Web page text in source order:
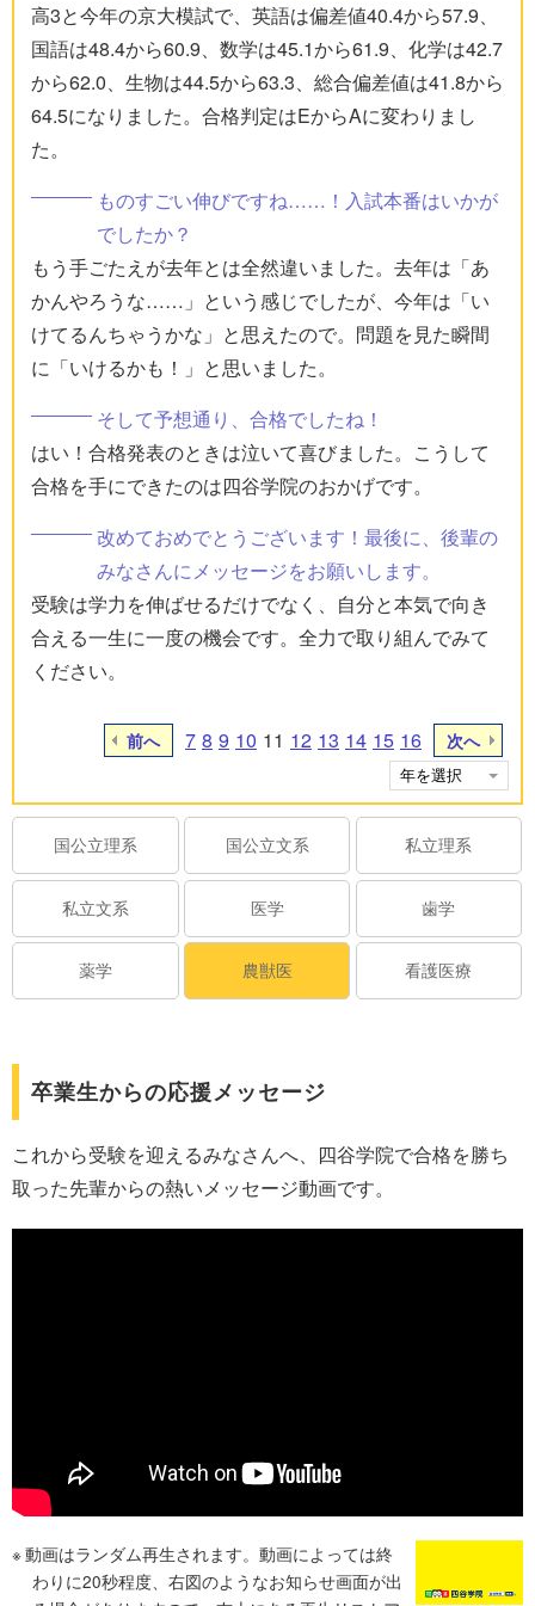
高3と今年の京大模試で、英語は偏差値40.4から57.9、
国語は48.4から60.9、数学は45.1から61.9、化学は42.7
から62.0、生物は44.5から63.3、総合偏差値は41.8から
64.5になりました。合格判定はEからAに変わりまし
た。
ものすごい伸びですね……！入試本番はいかが
でしたか？
もう手ごたえが去年とは全然違いました。去年は「あ
かんやろうな……」という感じでしたが、今年は「い
けてるんちゃうかな」と思えたので。問題を見た瞬間
に「いけるかも！」と思いました。
そして予想通り、合格でしたね！
はい！合格発表のときは泣いて喜びました。こうして
合格を手にできたのは四谷学院のおかげです。
改めておめでとうございます！最後に、後輩の
みなさんにメッセージをお願いします。
受験は学力を伸ばせるだけでなく、自分と本気で向き
合える一生に一度の機会です。全力で取り組んでみて
ください。
前へ 7 8 9 10 11 12 13 14 15 16 次へ
国公立理系 国公立文系 私立理系
私立文系 医学 歯学
薬学 農獣医 看護医療
卒業生からの応援メッセージ
これから受験を迎えるみなさんへ、四谷学院で合格を勝ち
取った先輩からの熱いメッセージ動画です。
動画はランダム再生されます。動画によっては終
わりに20秒程度、右図のようなお知らせ画面が出